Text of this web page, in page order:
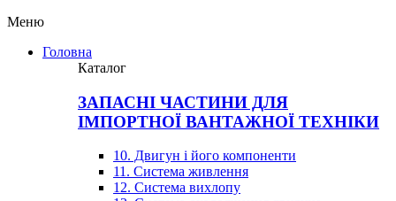
Меню
Головна
Каталог
ЗАПАСНІ ЧАСТИНИ ДЛЯ
ІМПОРТНОЇ ВАНТАЖНОЇ ТЕХНІКИ
10. Двигун і його компоненти
11. Система живлення
12. Система вихлопу